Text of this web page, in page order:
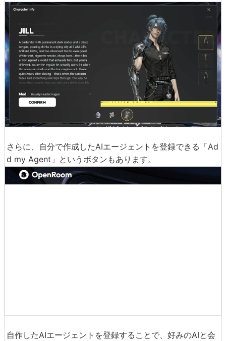
さらに、自分で作成したAIエージェントを登録できる「Ad
d my Agent」というボタンもあります。
自作したAIエージェントを登録することで、好みのAIと会